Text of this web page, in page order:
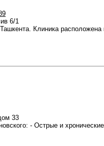
6/1
Клиника
33
- Острые и